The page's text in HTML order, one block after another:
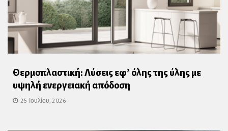
Θερμοπλαστική: Λύσεις εφ’ όλης της ύλης με
υψηλή ενεργειακή απόδοση
25 Ιουλίου, 2026